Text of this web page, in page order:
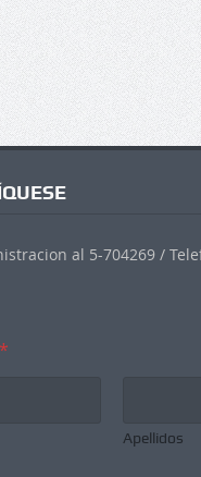
al 5-704269 /
*
Apellidos